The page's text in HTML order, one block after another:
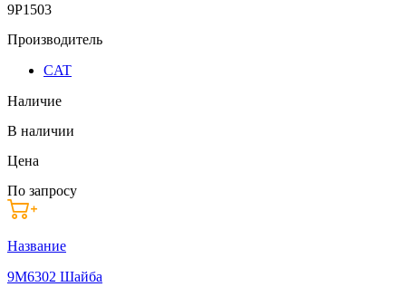
9P1503
Производитель
CAT
Наличие
В наличии
Цена
По запросу
Название
9M6302 Шайба